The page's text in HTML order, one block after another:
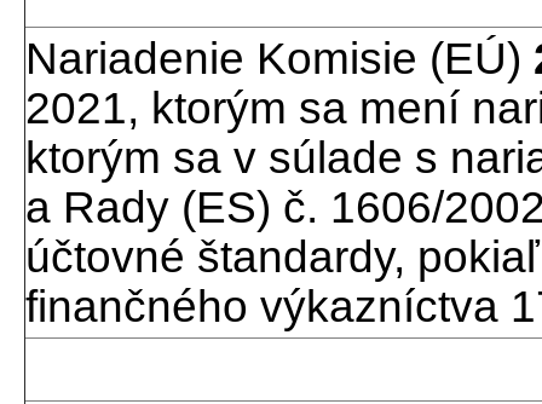
Nariadenie Komisie (EÚ)
2021, ktorým sa mení
ktorým sa v súlade s
a Rady (ES) č. 1606/
účtovné štandardy,
finančného výkazníctva